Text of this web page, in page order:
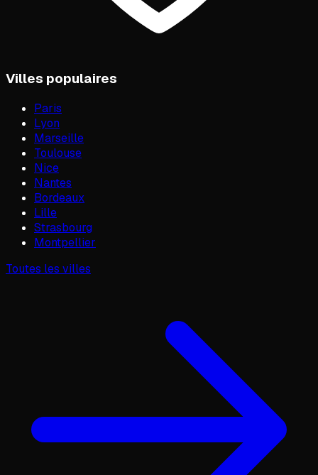
Villes populaires
Paris
Lyon
Marseille
Toulouse
Nice
Nantes
Bordeaux
Lille
Strasbourg
Montpellier
Toutes les villes